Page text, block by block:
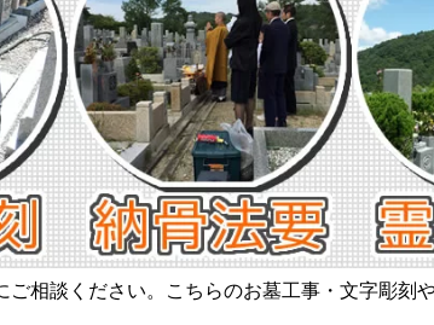
ご相談ください。こちらのお墓工事・文字彫刻